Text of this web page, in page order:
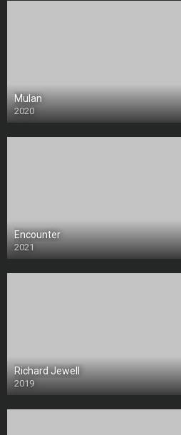
Mulan
2020
Encounter
2021
Richard Jewell
2019